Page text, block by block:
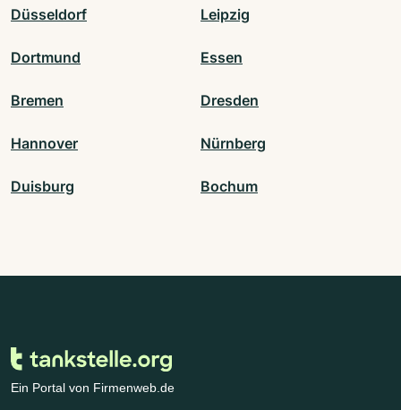
Düsseldorf Leipzig
Dortmund Essen
Bremen Dresden
Hannover Nürnberg
Duisburg Bochum
Ein Portal von Firmenweb.de